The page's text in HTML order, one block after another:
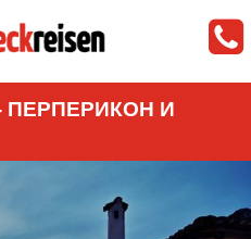
ПЕРПЕРИКОН И